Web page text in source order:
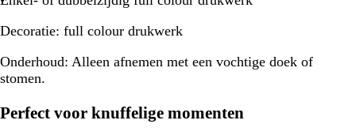
Decoratie: full colour drukwerk
Onderhoud: Alleen afnemen met een vochtige doek of
stomen.
Perfect voor knuffelige momenten